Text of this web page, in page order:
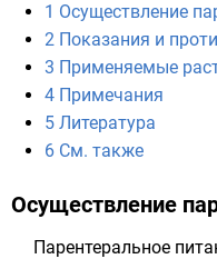
1 Осуществление
2 Показания и
3 Применяемые
4 Примечания
5 Литература
6 См. также
Осуществление
Парентеральное